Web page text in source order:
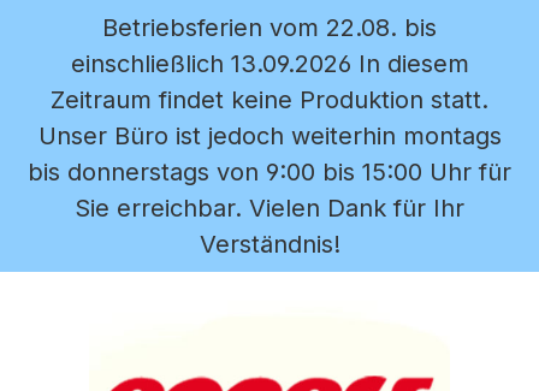
Zum Hauptinhalt springen
Betriebsferien vom 22.08. bis
einschließlich 13.09.2026 In diesem
Zeitraum findet keine Produktion statt.
Unser Büro ist jedoch weiterhin montags
bis donnerstags von 9:00 bis 15:00 Uhr für
Sie erreichbar. Vielen Dank für Ihr
Verständnis!